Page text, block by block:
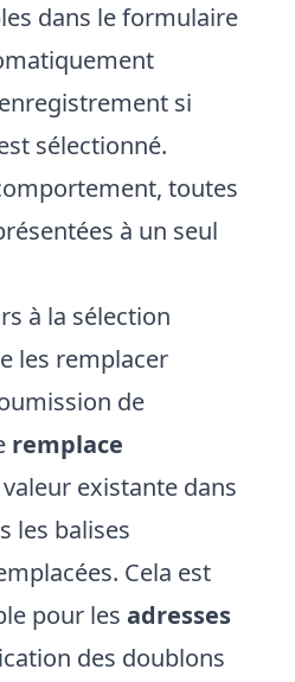
dans le formulaire
si
sélectionné.
toutes
à un seul
à la sélection
les remplacer
de
remplace
existante dans
les balises
Cela est
pour les adresses
des doublons